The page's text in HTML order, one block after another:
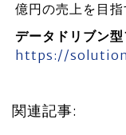
億円の売上を目指
データドリブン
https://
関連記事: